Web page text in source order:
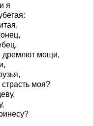
я
дремлют мощи,
моя?